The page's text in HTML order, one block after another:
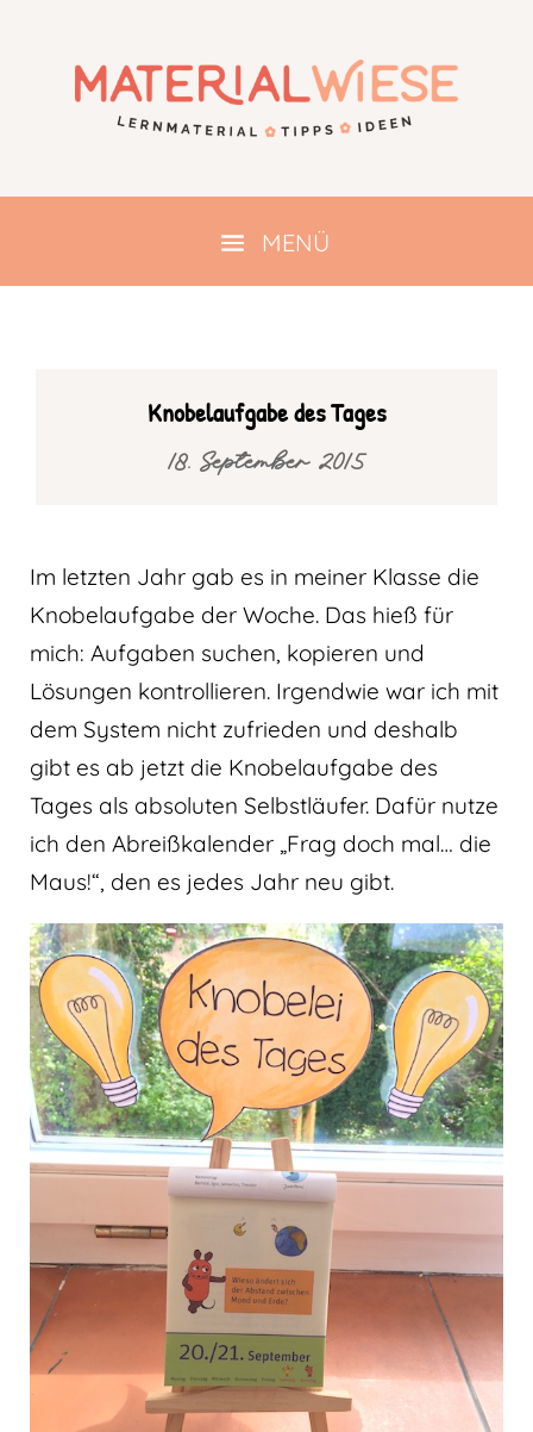
Knobelaufgabe des Tages
18. September 2015
Im letzten Jahr gab es in meiner Klasse die
Knobelaufgabe der Woche. Das hieß für
mich: Aufgaben suchen, kopieren und
Lösungen kontrollieren. Irgendwie war ich mit
dem System nicht zufrieden und deshalb
gibt es ab jetzt die Knobelaufgabe des
Tages als absoluten Selbstläufer. Dafür nutze
ich den Abreißkalender „Frag doch mal… die
Maus!“, den es jedes Jahr neu gibt.